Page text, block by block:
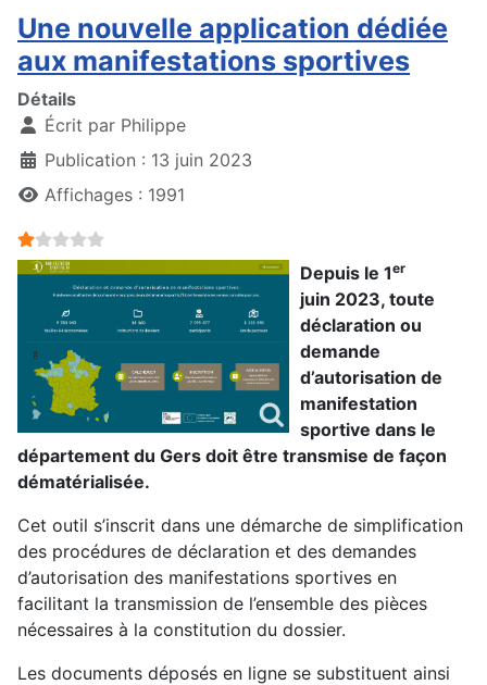
Une nouvelle application dédiée
aux manifestations sportives
Détails
Écrit par Philippe
Publication : 13 juin 2023
Affichages : 1991
Vote utilisateur:
Depuis le 1er
juin 2023, toute
déclaration ou
demande
d’autorisation de
manifestation
sportive dans le
département du Gers doit être transmise de façon
dématérialisée.
Cet outil s’inscrit dans une démarche de simplification
des procédures de déclaration et des demandes
d’autorisation des manifestations sportives en
facilitant la transmission de l’ensemble des pièces
nécessaires à la constitution du dossier.
Les documents déposés en ligne se substituent ainsi